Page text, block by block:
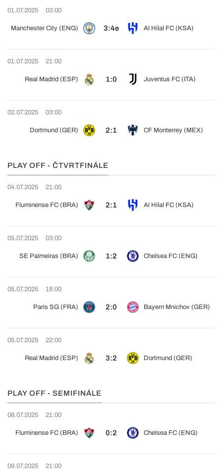
01.07.2025 03:00
Manchester City (ENG) 3:4e Al Hilal FC (KSA)
01.07.2025 21:00
Real Madrid (ESP) 1:0 Juventus FC (ITA)
02.07.2025 03:00
Dortmund (GER) 2:1 CF Monterrey (MEX)
PLAY OFF - ČTVRTFINÁLE
04.07.2025 21:00
Fluminense FC (BRA) 2:1 Al Hilal FC (KSA)
05.07.2025 03:00
SE Palmeiras (BRA) 1:2 Chelsea FC (ENG)
05.07.2025 18:00
Paris SG (FRA) 2:0 Bayern Mnichov (GER)
05.07.2025 22:00
Real Madrid (ESP) 3:2 Dortmund (GER)
PLAY OFF - SEMIFINÁLE
08.07.2025 21:00
Fluminense FC (BRA) 0:2 Chelsea FC (ENG)
09.07.2025 21:00